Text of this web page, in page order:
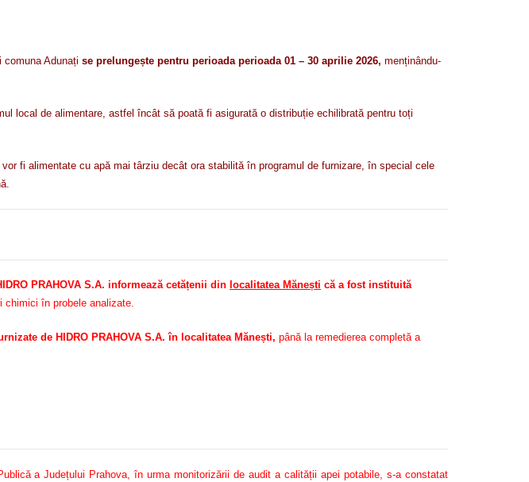
comuna Adunați se prelungește pentru perioada perioada 01 – 30 aprilie 2026, menținându-
local de alimentare, astfel încât să poată fi asigurată o distribuție echilibrată pentru toți
fi alimentate cu apă mai târziu decât ora stabilită în programul de furnizare, în special cele
PRAHOVA S.A. informează cetățenii din localitatea Mănești că a fost instituită
chimici în probele analizate.
de HIDRO PRAHOVA S.A. în localitatea Mănești, până la remedierea completă a
a Județului Prahova, în urma monitorizării de audit a calității apei potabile, s-a constatat